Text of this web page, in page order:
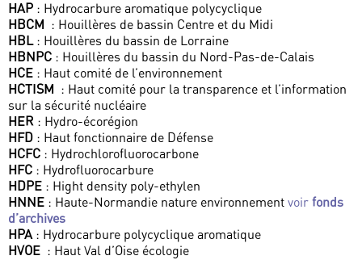
HAP : Hydrocarbure aromatique polycyclique
HBCM : Houillères de bassin Centre et du Midi
HBL: Houillères du bassin de Lorraine
HBNPC : Houillères du bassin du Nord-Pas-de-Calais
HCE : Haut comité de l’environnement
HCTISM : Haut comité pour la transparence et l’information
sur la sécurité nucléaire
HER : Hydro-écorégion
HFD : Haut fonctionnaire de Défense
HCFC : Hydrochlorofluorocarbone
HFC : Hydrofluorocarbure
HDPE : Hight density poly-ethylen
HNNE : Haute-Normandie nature environnement voir fonds
d’archives
HPA: Hydrocarbure polycyclique aromatique
HVOE : Haut Val d’Oise écologie